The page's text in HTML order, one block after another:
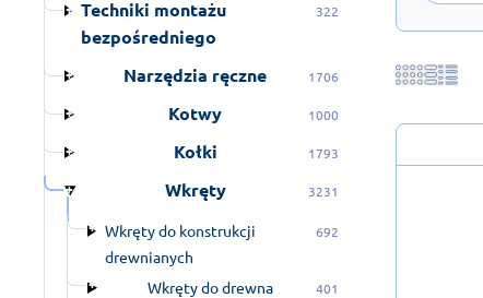
Techniki montażu
bezpośredniego
322
Narzędzia ręczne 1706
Kotwy 1000
Kołki 1793
Wkręty 3231
Wkręty do konstrukcji
drewnianych
692
Wkręty do drewna 401